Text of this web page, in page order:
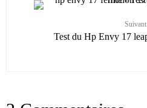
Suivant
Test du Hp Envy 17